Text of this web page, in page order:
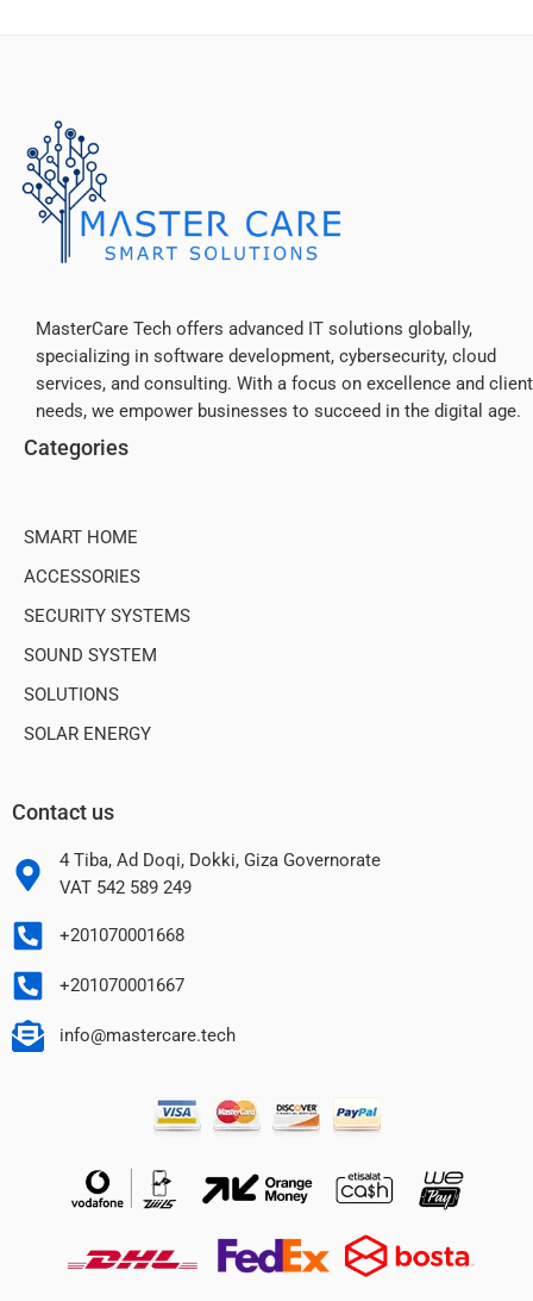
MasterCare Tech offers advanced IT solutions globally,
specializing in software development, cybersecurity, cloud
services, and consulting. With a focus on excellence and client
needs, we empower businesses to succeed in the digital age.
Categories
SMART HOME
ACCESSORIES
SECURITY SYSTEMS
SOUND SYSTEM
SOLUTIONS
SOLAR ENERGY
Contact us
4 Tiba, Ad Doqi, Dokki, Giza Governorate
VAT 542 589 249
+201070001668
+201070001667
info@mastercare.tech